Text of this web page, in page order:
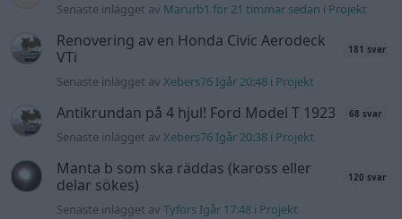
Senaste inlägget av Marurb1 för 21 timmar sedan i Projekt
Renovering av en Honda Civic Aerodeck
VTi
181 svar
Senaste inlägget avXebers76 Igår 20:48 i Projekt
Antikrundan på 4 hjul! Ford Model T 1923 68 svar
Senaste inlägget avXebers76 Igår 20:38 i Projekt
Manta b som ska räddas (kaross eller
delar sökes)
120 svar
Senaste inlägget avTyfors Igår 17:48 i Projekt